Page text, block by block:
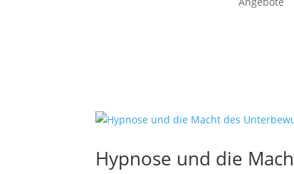
Hypnose und die